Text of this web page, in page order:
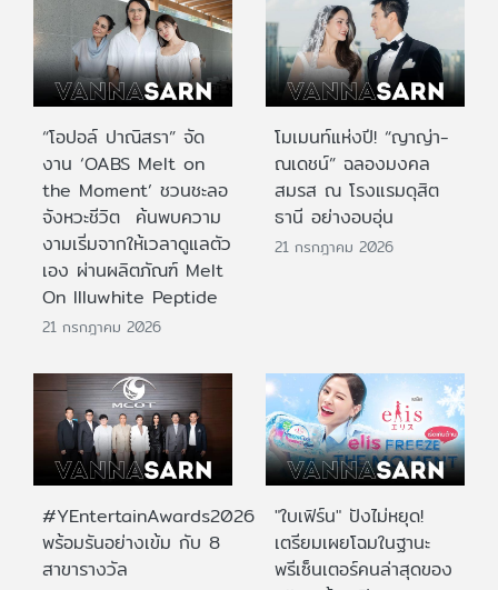
“โอปอล์ ปาณิสรา” จัด
งาน ‘OABS Melt on
the Moment’ ชวนชะลอ
จังหวะชีวิต ค้นพบความ
งามเริ่มจากให้เวลาดูแลตัว
เอง ผ่านผลิตภัณฑ์ Melt
On Illuwhite Peptide
21 กรกฎาคม 2026
โมเมนท์แห่งปี! “ญาญ่า-
ณเดชน์” ฉลองมงคล
สมรส ณ โรงแรมดุสิต
ธานี อย่างอบอุ่น
21 กรกฎาคม 2026
#YEntertainAwards2026
พร้อมรันอย่างเข้ม กับ 8
สาขารางวัล
"ใบเฟิร์น" ปังไม่หยุด!
เตรียมเผยโฉมในฐานะ
พรีเซ็นเตอร์คนล่าสุดของ